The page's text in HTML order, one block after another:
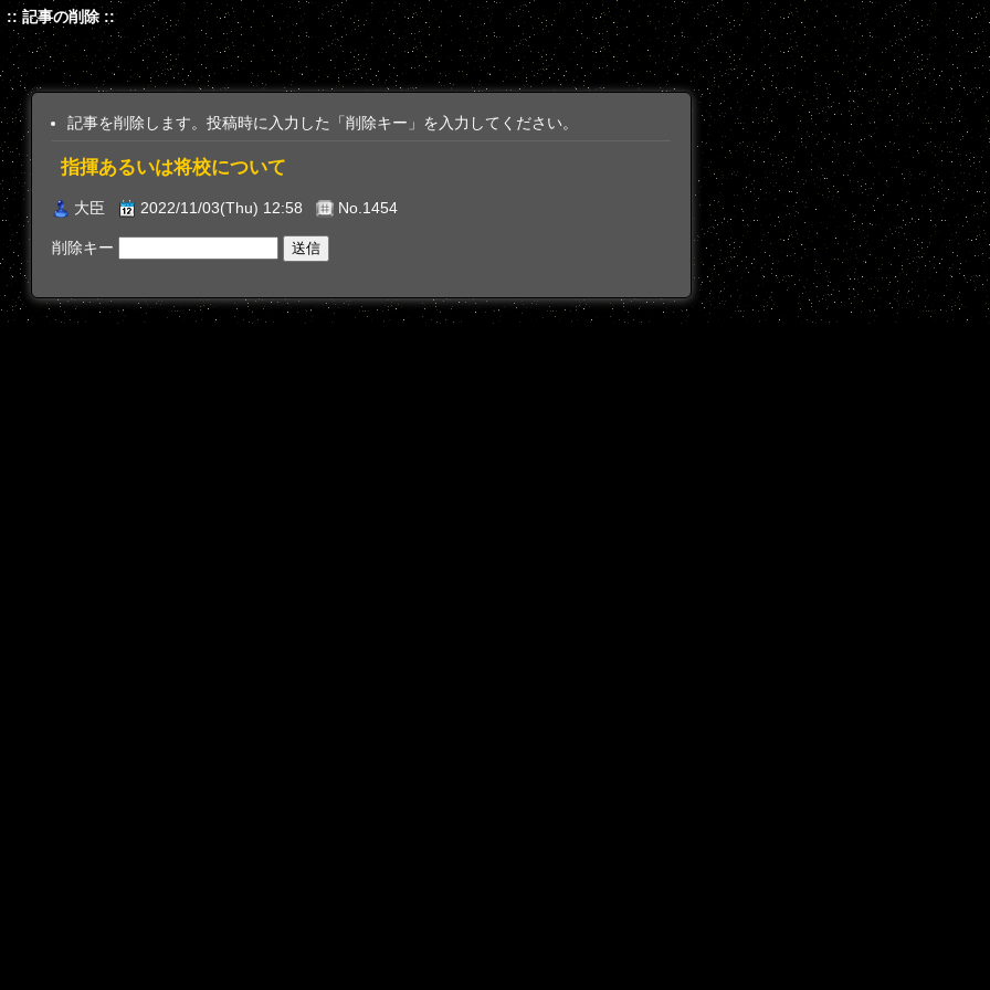
:: 記事の削除 ::
記事を削除します。投稿時に入力した「削除キー」を入力してください。
指揮あるいは将校について
大臣 2022/11/03(Thu) 12:58 No.1454
削除キー